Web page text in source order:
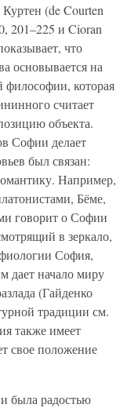
(de Courten
201–225 и Cioran
что
основывается на
философии, которая
считает
объекта.
Софии делает
был связан:
Например,
Бёме,
говорит о Софии
в зеркало,
София,
дает начало миру
(Гайденко
традиции см.
также имеет
свое положение
была радостью